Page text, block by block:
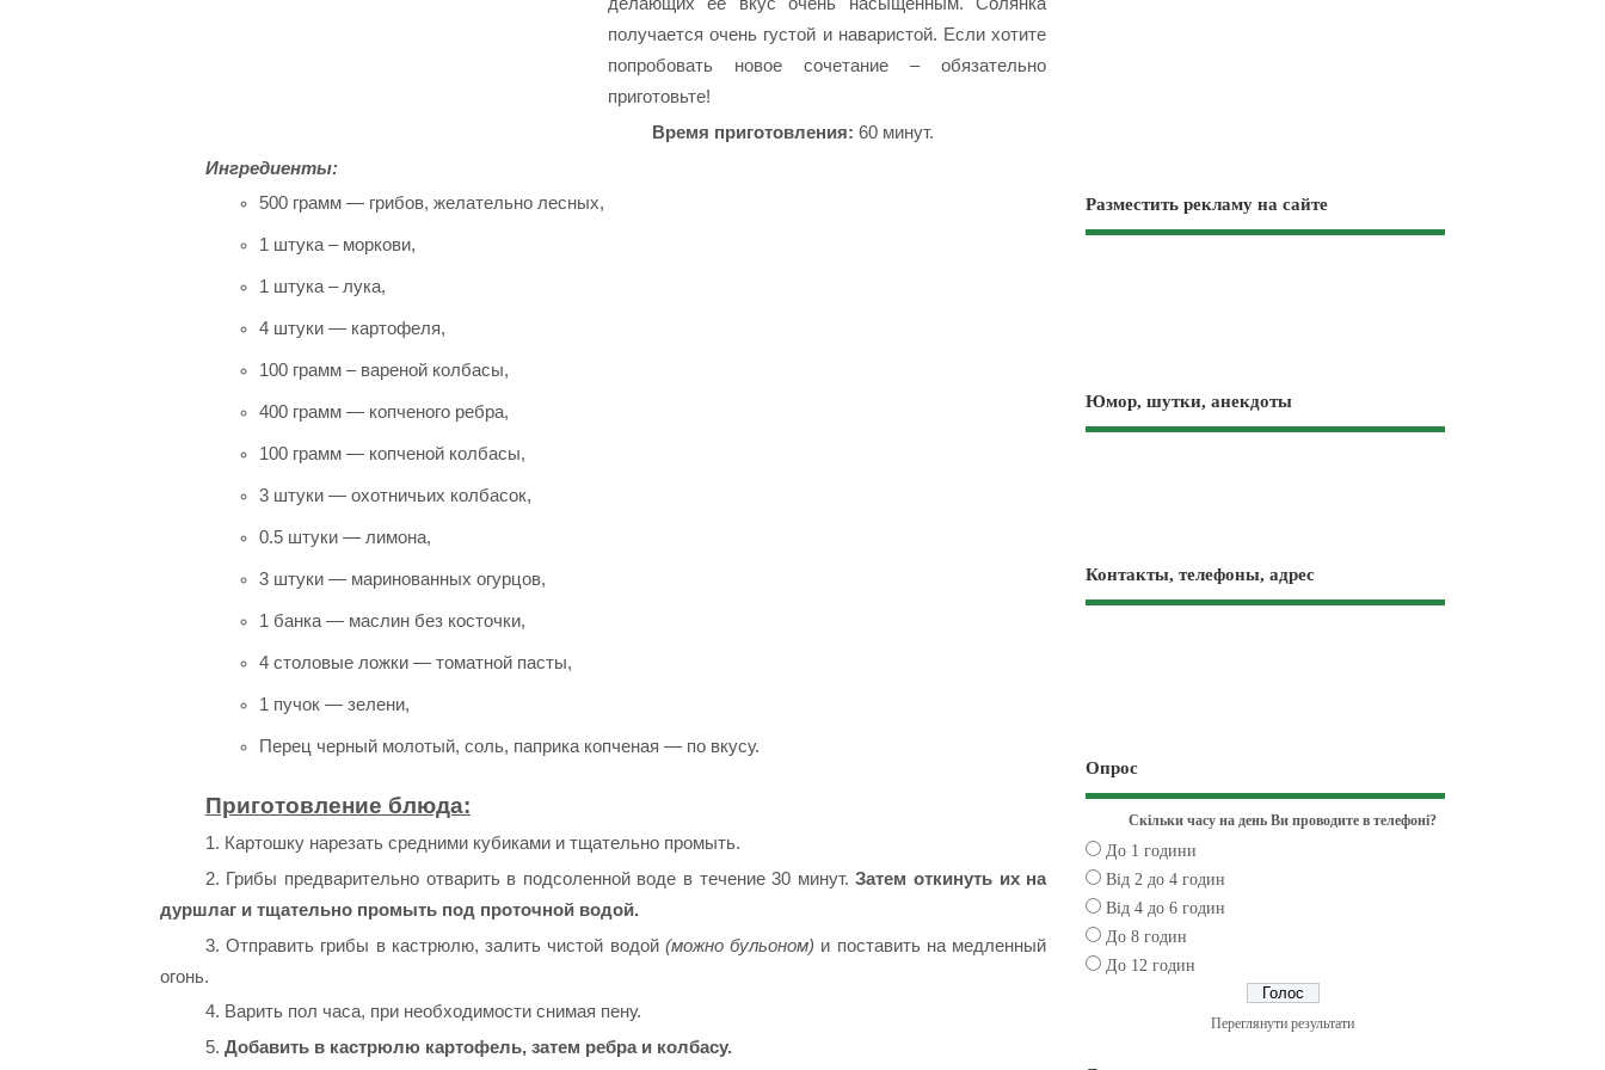
получается очень густой и наваристой. Если хотите
попробовать новое сочетание – обязательно
приготовьте!
Время приготовления: 60 минут.
Ингредиенты:
500 грамм — грибов, желательно лесных,
1 штука – моркови,
1 штука – лука,
4 штуки — картофеля,
100 грамм – вареной колбасы,
400 грамм — копченого ребра,
100 грамм — копченой колбасы,
3 штуки — охотничьих колбасок,
0.5 штуки — лимона,
3 штуки — маринованных огурцов,
1 банка — маслин без косточки,
4 столовые ложки — томатной пасты,
1 пучок — зелени,
Перец черный молотый, соль, паприка копченая — по вкусу.
Приготовление блюда:
1. Картошку нарезать средними кубиками и тщательно промыть.
2. Грибы предварительно отварить в подсоленной воде в течение 30 минут.Затем откинуть их на
дуршлаг и тщательно промыть под проточной водой.
3. Отправить грибы в кастрюлю, залить чистой водой (можно бульоном) и поставить на медленный
огонь.
4. Варить пол часа, при необходимости снимая пену.
5. Добавить в кастрюлю картофель, затем ребра и колбасу.
Разместить рекламу на сайте
Юмор, шутки, анекдоты
Контакты, телефоны, адрес
Опрос
Скільки часу на день Ви проводите в телефоні?
До 1 години
Від 2 до 4 годин
Від 4 до 6 годин
До 8 годин
До 12 годин
Переглянути результати